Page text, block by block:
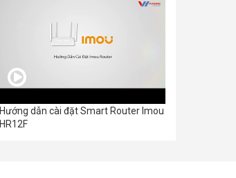
Hướng dẫn cài đặt Smart Router Imou
HR12F